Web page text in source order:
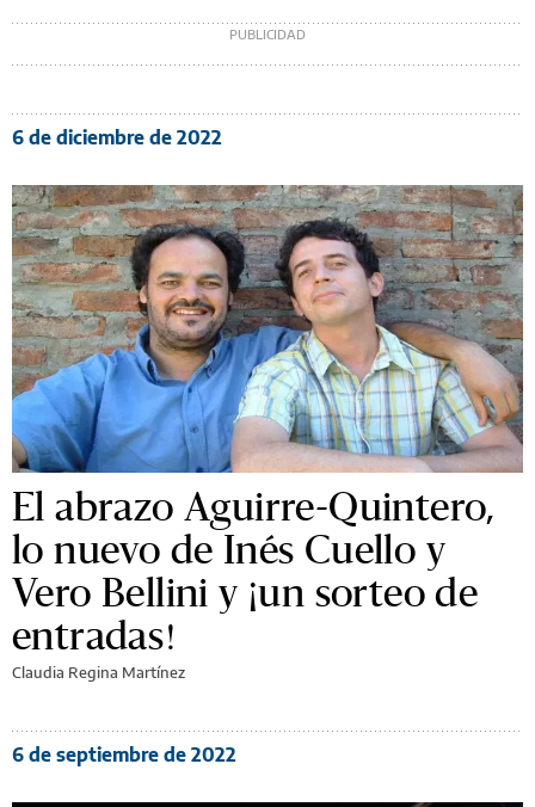
6 de diciembre de 2022
El abrazo Aguirre-Quintero,
lo nuevo de Inés Cuello y
Vero Bellini y ¡un sorteo de
entradas!
Claudia Regina Martínez
6 de septiembre de 2022